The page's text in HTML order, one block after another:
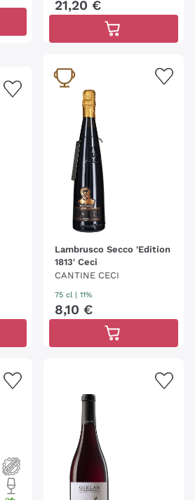
21,20 €
Lambrusco Secco 'Edition
1813' Ceci
CANTINE CECI
75 cl | 11%
8,10 €